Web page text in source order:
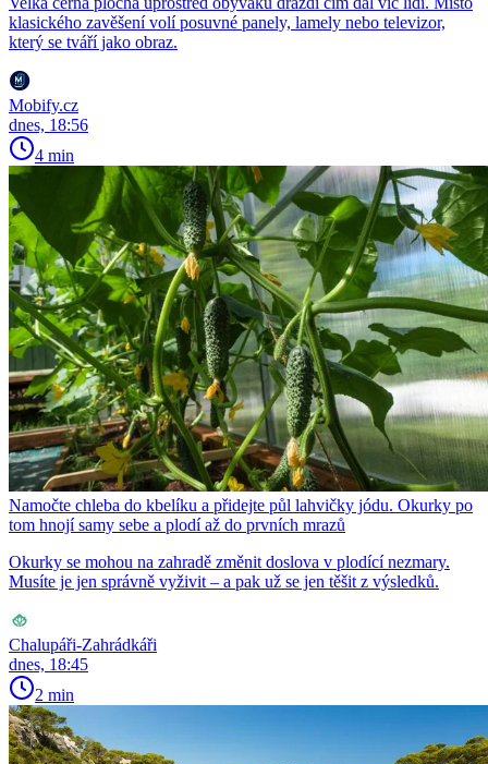
klasického zavěšení volí posuvné panely, lamely nebo televizor,
který se tváří jako obraz.
Mobify.cz
dnes, 18:56
4 min
Namočte chleba do kbelíku a přidejte půl lahvičky jódu. Okurky po
tom hnojí samy sebe a plodí až do prvních mrazů
Okurky se mohou na zahradě změnit doslova v plodící nezmary.
Musíte je jen správně vyživit – a pak už se jen těšit z výsledků.
Chalupáři-Zahrádkáři
dnes, 18:45
2 min